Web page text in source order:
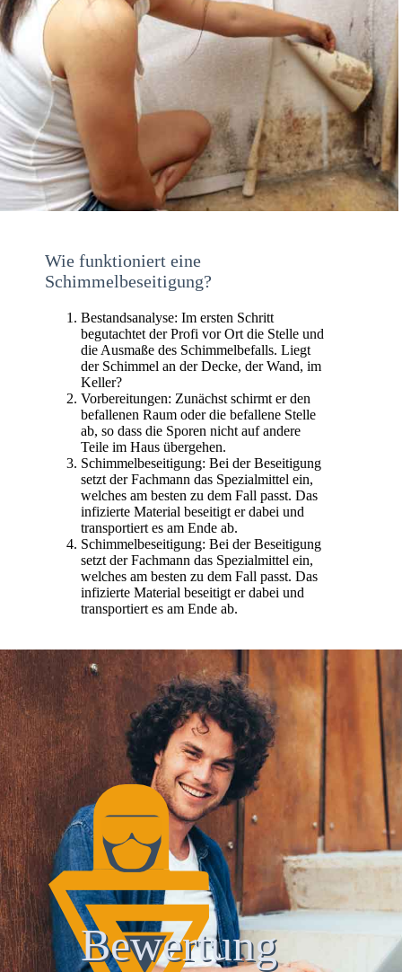
Wie funktioniert eine
Schimmelbeseitigung?
Bestandsanalyse: Im ersten Schritt
begutachtet der Profi vor Ort die Stelle und
die Ausmaße des Schimmelbefalls. Liegt
der Schimmel an der Decke, der Wand, im
Keller?
Vorbereitungen: Zunächst schirmt er den
befallenen Raum oder die befallene Stelle
ab, so dass die Sporen nicht auf andere
Teile im Haus übergehen.
Schimmelbeseitigung: Bei der Beseitigung
setzt der Fachmann das Spezialmittel ein,
welches am besten zu dem Fall passt. Das
infizierte Material beseitigt er dabei und
transportiert es am Ende ab.
Schimmelbeseitigung: Bei der Beseitigung
setzt der Fachmann das Spezialmittel ein,
welches am besten zu dem Fall passt. Das
infizierte Material beseitigt er dabei und
transportiert es am Ende ab.
Bewertung